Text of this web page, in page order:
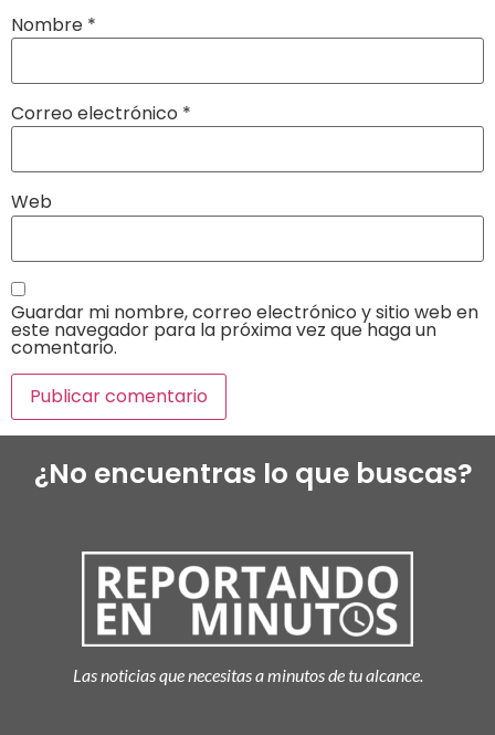
Nombre *
Correo electrónico *
Web
Guardar mi nombre, correo electrónico y sitio web en
este navegador para la próxima vez que haga un
comentario.
¿No encuentras lo que buscas?
Las noticias que necesitas a minutos de tu alcance.